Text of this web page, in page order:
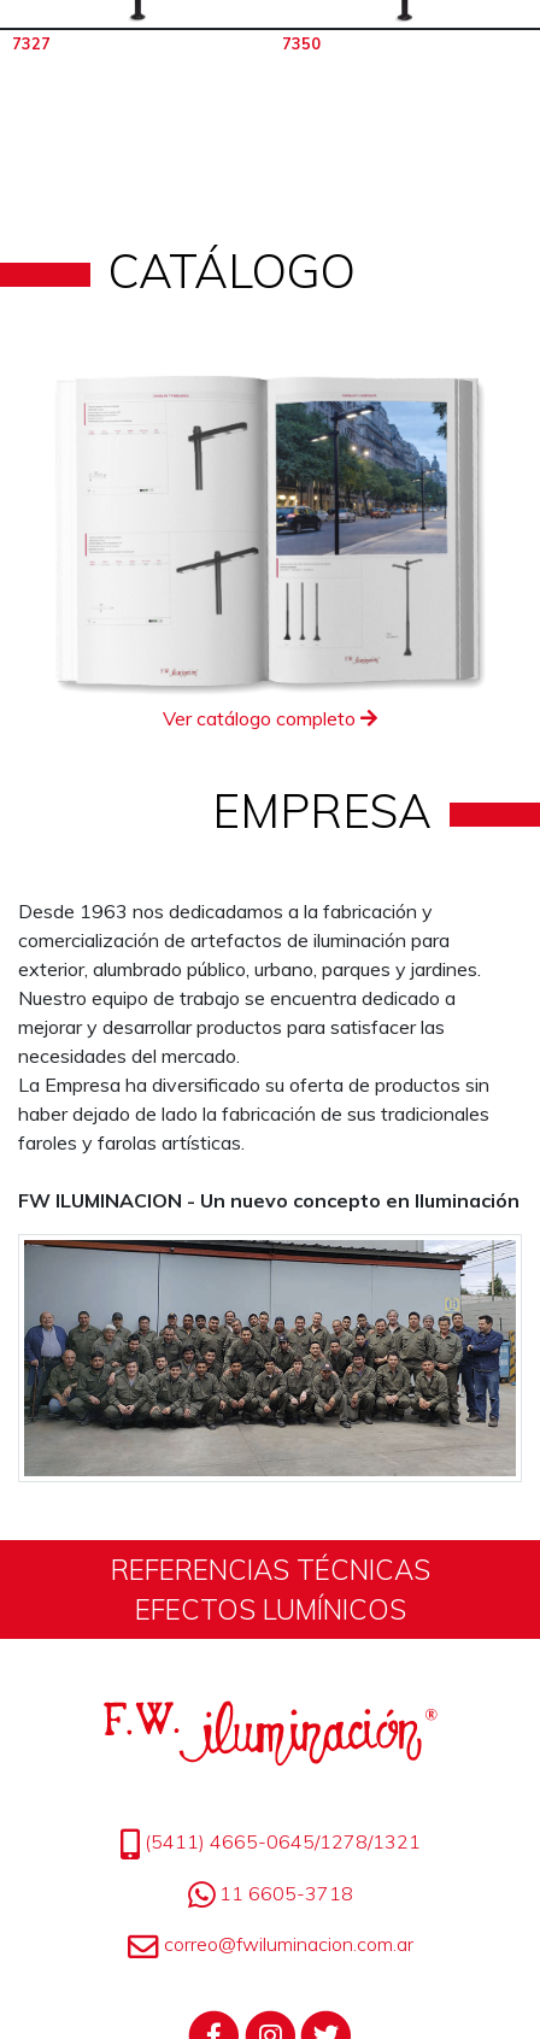
7327 7350
CATÁLOGO
Ver catálogo completo
EMPRESA
Desde 1963 nos dedicadamos a la fabricación y
comercialización de artefactos de iluminación para
exterior, alumbrado público, urbano, parques y jardines.
Nuestro equipo de trabajo se encuentra dedicado a
mejorar y desarrollar productos para satisfacer las
necesidades del mercado.
La Empresa ha diversificado su oferta de productos sin
haber dejado de lado la fabricación de sus tradicionales
faroles y farolas artísticas.
FW ILUMINACION - Un nuevo concepto en Iluminación
REFERENCIAS TÉCNICAS
EFECTOS LUMÍNICOS
(5411) 4665-0645/1278/1321
11 6605-3718
correo@fwiluminacion.com.ar